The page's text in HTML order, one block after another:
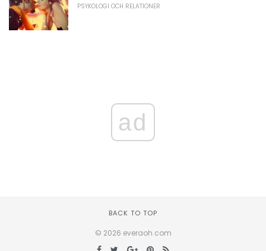
PSYKOLOGI OCH RELATIONER
ad
BACK TO TOP
© 2026 everaoh.com